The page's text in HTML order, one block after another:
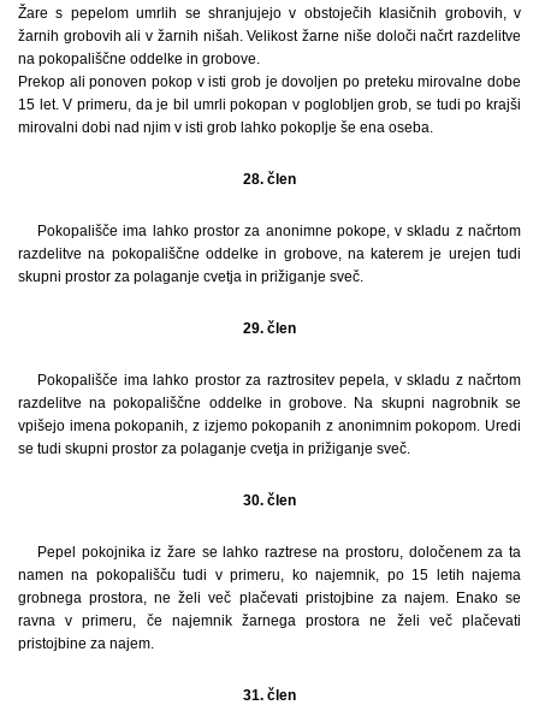
Žare s pepelom umrlih se shranjujejo v obstoječih klasičnih grobovih, v
žarnih grobovih ali v žarnih nišah. Velikost žarne niše določi načrt razdelitve
na pokopališčne oddelke in grobove.
Prekop ali ponoven pokop v isti grob je dovoljen po preteku mirovalne dobe
15 let. V primeru, da je bil umrli pokopan v poglobljen grob, se tudi po krajši
mirovalni dobi nad njim v isti grob lahko pokoplje še ena oseba.
28. člen
Pokopališče ima lahko prostor za anonimne pokope, v skladu z načrtom
razdelitve na pokopališčne oddelke in grobove, na katerem je urejen tudi
skupni prostor za polaganje cvetja in prižiganje sveč.
29. člen
Pokopališče ima lahko prostor za raztrositev pepela, v skladu z načrtom
razdelitve na pokopališčne oddelke in grobove. Na skupni nagrobnik se
vpišejo imena pokopanih, z izjemo pokopanih z anonimnim pokopom. Uredi
se tudi skupni prostor za polaganje cvetja in prižiganje sveč.
30. člen
Pepel pokojnika iz žare se lahko raztrese na prostoru, določenem za ta
namen na pokopališču tudi v primeru, ko najemnik, po 15 letih najema
grobnega prostora, ne želi več plačevati pristojbine za najem. Enako se
ravna v primeru, če najemnik žarnega prostora ne želi več plačevati
pristojbine za najem.
31. člen